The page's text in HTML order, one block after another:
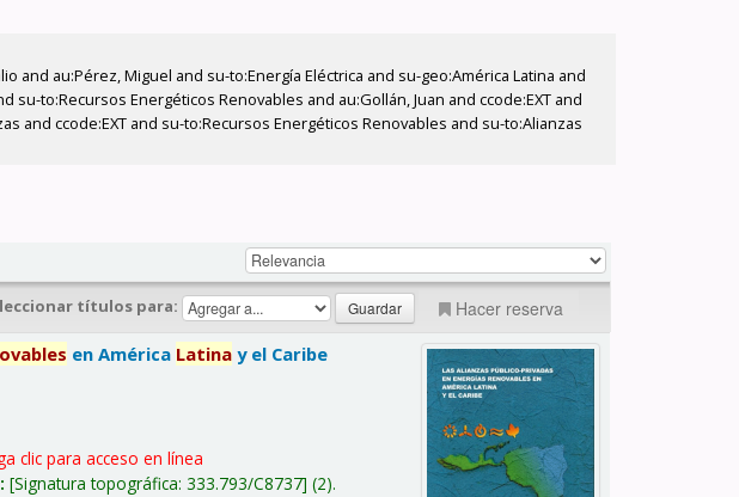
and au:Pérez, Miguel and su-to:Energía Eléctrica and su-geo:América Latina and
to:Recursos Energéticos Renovables and au:Gollán, Juan and ccode:EXT and
and ccode:EXT and su-to:Recursos Energéticos Renovables and su-to:Alianzas
títulos para: Hacer reserva
en América Latina y el Caribe
clic para acceso en línea
Signatura topográfica:333.793/C8737 (2).